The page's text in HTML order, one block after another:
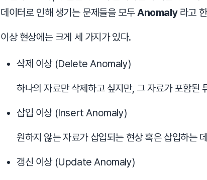
데이터로 인해 생기는 문제들을 모두Anomaly라고
이상 현상에는 크게 세 가지가 있다.
삭제 이상 (Delete Anomaly)
하나의 자료만 삭제하고 싶지만, 그 자료가 포함된
삽입 이상 (Insert Anomaly)
원하지 않는 자료가 삽입되는 현상 혹은 삽입하는
갱신 이상 (Update Anomaly)